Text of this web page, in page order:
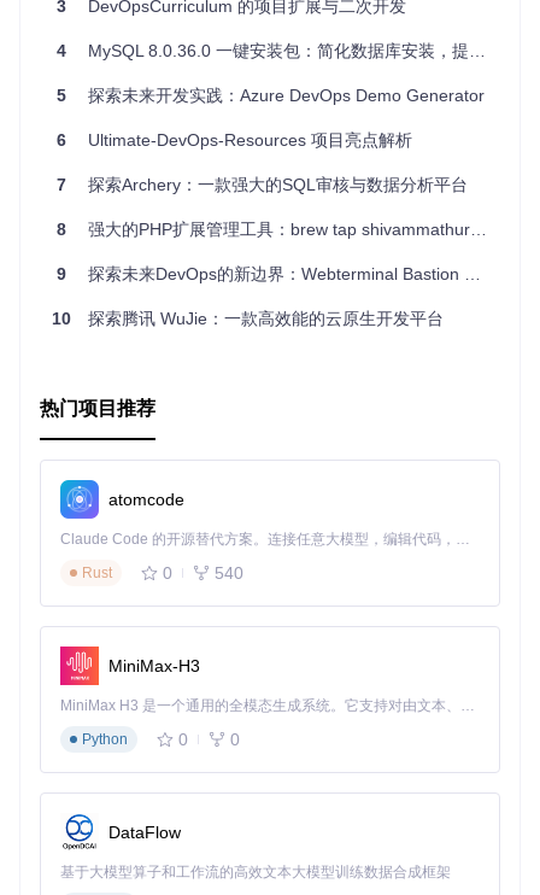
通和协作。
使用GitHub Actions进行持续集成和持续部署（CI/CD），确
保代码的自动构建、测试和部署。
修复潜在的安全漏洞。
通过以上模块的详细介绍和实践指导，新加入的DevOps工程
3 DevOpsCurriculum 的项目扩展与二次开发
4 MySQL 8.0.36.0 一键安装包：简化数据库安装，提升管理效率
5 探索未来开发实践：Azure DevOps Demo Generator
6 Ultimate-DevOps-Resources 项目亮点解析
7 探索Archery：一款强大的SQL审核与数据分析平台
8 强大的PHP扩展管理工具：brew tap shivammathur/extensions
9 探索未来DevOps的新边界：Webterminal Bastion Server
10 探索腾讯 WuJie：一款高效能的云原生开发平台
热门项目推荐
atomcode
Claude Code 的开源替代方案。连接任意大模型，编辑代码，运行命令，自动验证 — 全自动执行。用 Rust 构建，极致性能。 ｜ An open-source alternative to Claude Code. Connect any LLM, edit code, run commands, and verify changes — autonomously. Built in Rust for speed. Get Started
Rust
0 540
MiniMax-H3
MiniMax H3 是一个通用的全模态生成系统。它支持对由文本、图像、视频和音频组成的多模态上下文进行统一理解，并能生成分辨率高达 2K、时长可达 15 秒的带原生立体声音频的视频。得益于面向任务泛化的系统设计，H3 在预训练阶段就已具备广泛的多模态上下文理解与生成能力，能够出色地执行复杂的多模态指令。
Python
0 0
DataFlow
基于大模型算子和工作流的高效文本大模型训练数据合成框架